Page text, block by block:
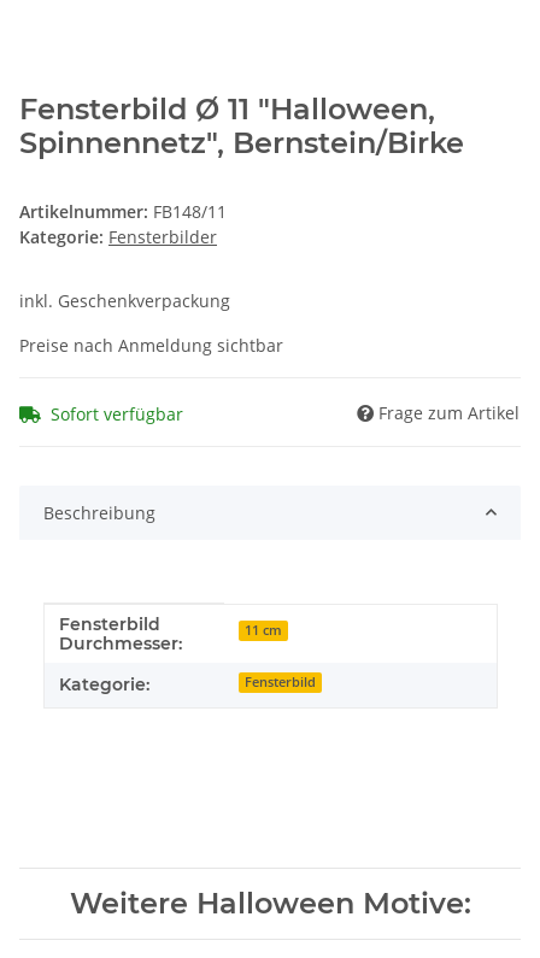
Fensterbild Ø 11 "Halloween,
Spinnennetz", Bernstein/Birke
Artikelnummer: FB148/11
Kategorie: Fensterbilder
inkl. Geschenkverpackung
Preise nach Anmeldung sichtbar
Sofort verfügbar Frage zum Artikel
Beschreibung
Produkteigenschaft
Wert
Fensterbild
Durchmesser:
11 cm
Kategorie: Fensterbild
Weitere Halloween Motive: